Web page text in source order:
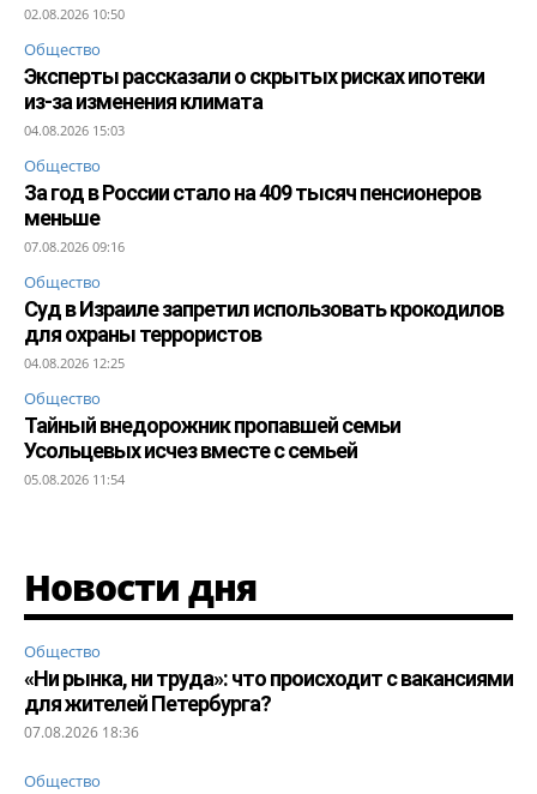
02.08.2026 10:50
Общество
Эксперты рассказали о скрытых рисках ипотеки
из-за изменения климата
04.08.2026 15:03
Общество
За год в России стало на 409 тысяч пенсионеров
меньше
07.08.2026 09:16
Общество
Суд в Израиле запретил использовать крокодилов
для охраны террористов
04.08.2026 12:25
Общество
Тайный внедорожник пропавшей семьи
Усольцевых исчез вместе с семьей
05.08.2026 11:54
Новости дня
Общество
«Ни рынка, ни труда»: что происходит с вакансиями
для жителей Петербурга?
07.08.2026 18:36
Общество